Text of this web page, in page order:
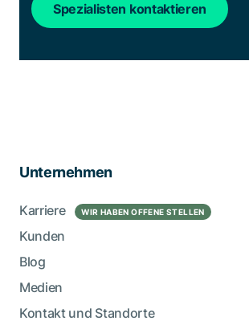
Spezialisten kontaktieren
Unternehmen
Karriere WIR HABEN OFFENE STELLEN
Kunden
Blog
Medien
Kontakt und Standorte